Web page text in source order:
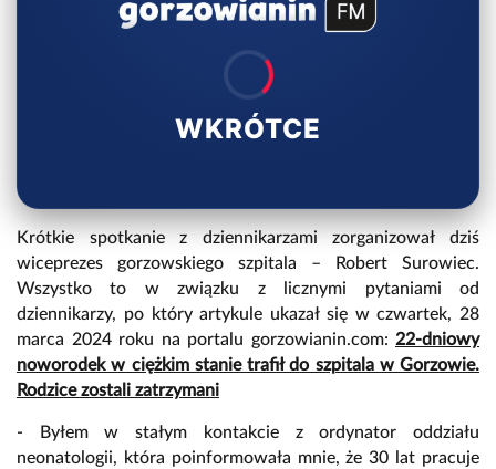
WKRÓTCE
Krótkie spotkanie z dziennikarzami zorganizował dziś
wiceprezes gorzowskiego szpitala – Robert Surowiec.
Wszystko to w związku z licznymi pytaniami od
dziennikarzy, po który artykule ukazał się w czwartek, 28
marca 2024 roku na portalu gorzowianin.com: 22-dniowy
noworodek w ciężkim stanie trafił do szpitala w Gorzowie.
Rodzice zostali zatrzymani
- Byłem w stałym kontakcie z ordynator oddziału
neonatologii, która poinformowała mnie, że 30 lat pracuje